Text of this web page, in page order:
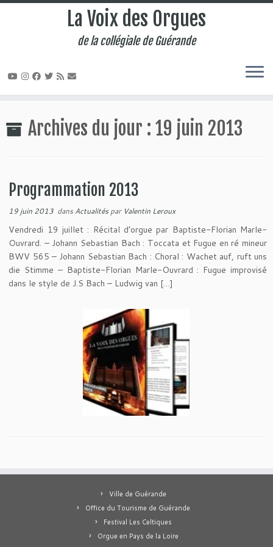
au
contenu
La Voix des Orgues
de la collégiale de Guérande
Archives du jour : 19 juin 2013
Programmation 2013
19 juin 2013 dans Actualitéspar Valentin Leroux
Vendredi 19 juillet : Récital d’orgue par Baptiste-Florian Marle-
Ouvrard. – Johann Sebastian Bach : Toccata et Fugue en ré mineur
BWV 565 – Johann Sebastian Bach : Choral : Wachet auf, ruft uns
die Stimme – Baptiste-Florian Marle-Ouvrard : Fugue improvisé
dans le style de J.S Bach – Ludwig van […]
Ville de Guérande
Office du Tourisme de Guérande
Festival Les Celtiques
Orgue en Pays de la Loire